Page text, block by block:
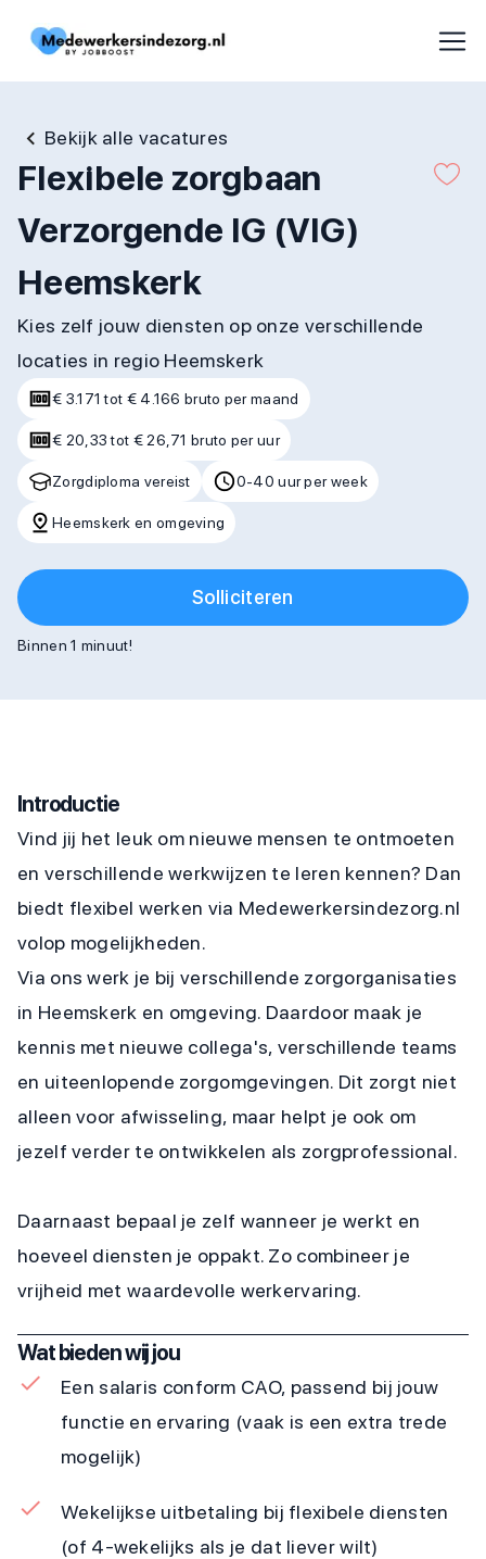
Bekijk alle vacatures
Flexibele zorgbaan
Verzorgende IG (VIG)
Heemskerk
Kies zelf jouw diensten op onze verschillende
locaties in regio Heemskerk
€ 3.171 tot € 4.166 bruto per maand
€ 20,33 tot € 26,71 bruto per uur
Zorgdiploma vereist 0-40 uur per week
Heemskerk en omgeving
Solliciteren
Binnen 1 minuut!
Introductie
Vind jij het leuk om nieuwe mensen te ontmoeten
en verschillende werkwijzen te leren kennen? Dan
biedt flexibel werken via Medewerkersindezorg.nl
volop mogelijkheden.
Via ons werk je bij verschillende zorgorganisaties
in Heemskerk en omgeving. Daardoor maak je
kennis met nieuwe collega's, verschillende teams
en uiteenlopende zorgomgevingen. Dit zorgt niet
alleen voor afwisseling, maar helpt je ook om
jezelf verder te ontwikkelen als zorgprofessional.
Daarnaast bepaal je zelf wanneer je werkt en
hoeveel diensten je oppakt. Zo combineer je
vrijheid met waardevolle werkervaring.
Wat bieden wij jou
Een salaris conform CAO, passend bij jouw
functie en ervaring (vaak is een extra trede
mogelijk)
Wekelijkse uitbetaling bij flexibele diensten
(of 4-wekelijks als je dat liever wilt)